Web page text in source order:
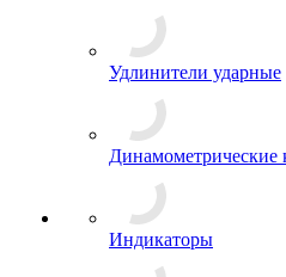
Удлинители ударные
Динамометрические
Индикаторы